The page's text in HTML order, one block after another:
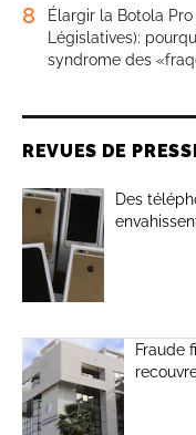
8
Élargir la Botola
Législatives):
syndrome des
REVUES DE
Des
Fraude